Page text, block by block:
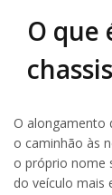
O que
O alongamento
o caminhão às
o próprio nome
do veículo mais